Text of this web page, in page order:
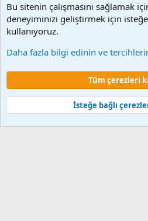
Çerezler
Şartlar ve kurallar
Gizlilik politikası
Community platform by XenForo © 2010-
Türkçe yama 🇹🇷 [XGT] Yazılım ve web
Bu sitenin çalışmasını sağlamak
deneyiminizi geliştirmek için isteğe
kullanıyoruz.
Daha fazla bilgi edinin ve
Tüm çerezleri
İsteğe bağlı